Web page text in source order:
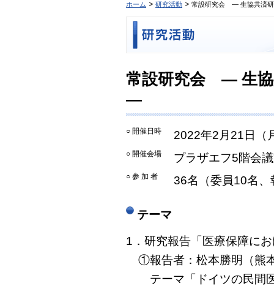
ホーム 研究活動 常設研究会 ― 生協共済研
常設研究会 ― 生協
―
○ 開催日時 2022年2月21日（
○ 開催会場 プラザエフ5階会
○ 参 加 者 36名（委員10名
テーマ
1．研究報告「医療保障に
①報告者：松本勝明（熊
テーマ「ドイツの民間